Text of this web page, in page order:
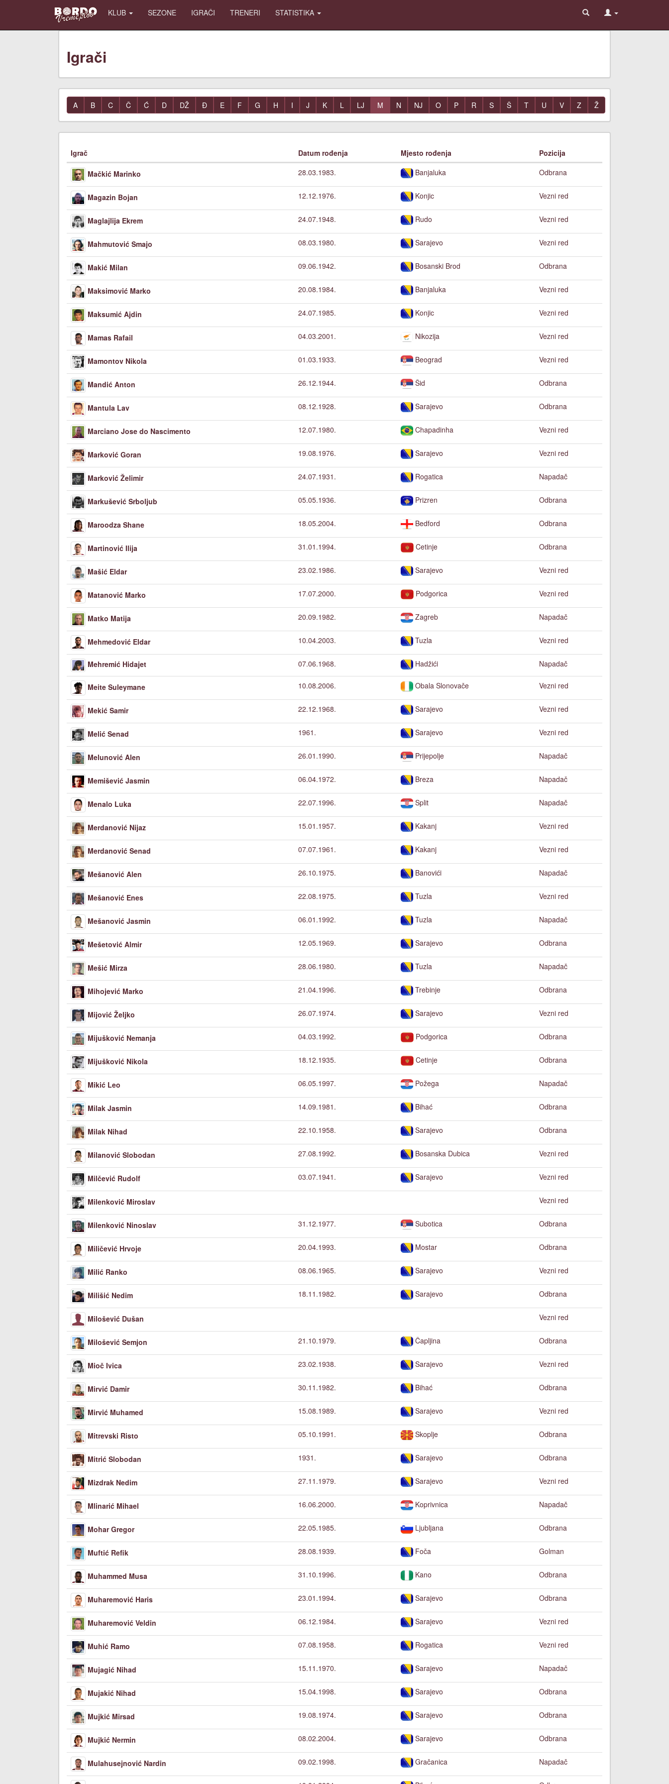
KLUB SEZONE IGRAČI TRENERI STATISTIKA
Igrači
A B C Č Ć D DŽ Đ E F G H I J K L LJ M N NJ O P R S Š T U V Z Ž
Igrač Datum rođenja Mjesto rođenja Pozicija
Mačkić Marinko 28.03.1983. Banjaluka Odbrana
Magazin Bojan 12.12.1976. Konjic Vezni red
Maglajlija Ekrem 24.07.1948. Rudo Vezni red
Mahmutović Smajo 08.03.1980. Sarajevo Vezni red
Makić Milan 09.06.1942. Bosanski Brod Odbrana
Maksimović Marko 20.08.1984. Banjaluka Vezni red
Maksumić Ajdin 24.07.1985. Konjic Vezni red
Mamas Rafail 04.03.2001. Nikozija Vezni red
Mamontov Nikola 01.03.1933. Beograd Vezni red
Mandić Anton 26.12.1944. Šid Odbrana
Mantula Lav 08.12.1928. Sarajevo Odbrana
Marciano Jose do Nascimento 12.07.1980. Chapadinha Vezni red
Marković Goran 19.08.1976. Sarajevo Vezni red
Marković Želimir 24.07.1931. Rogatica Napadač
Markušević Srboljub 05.05.1936. Prizren Odbrana
Maroodza Shane 18.05.2004. Bedford Odbrana
Martinović Ilija 31.01.1994. Cetinje Odbrana
Mašić Eldar 23.02.1986. Sarajevo Vezni red
Matanović Marko 17.07.2000. Podgorica Vezni red
Matko Matija 20.09.1982. Zagreb Napadač
Mehmedović Eldar 10.04.2003. Tuzla Vezni red
Mehremić Hidajet 07.06.1968. Hadžići Napadač
Meite Suleymane 10.08.2006. Obala Slonovače Vezni red
Mekić Samir 22.12.1968. Sarajevo Vezni red
Melić Senad 1961. Sarajevo Vezni red
Melunović Alen 26.01.1990. Prijepolje Napadač
Memišević Jasmin 06.04.1972. Breza Napadač
Menalo Luka 22.07.1996. Split Napadač
Merdanović Nijaz 15.01.1957. Kakanj Vezni red
Merdanović Senad 07.07.1961. Kakanj Vezni red
Mešanović Alen 26.10.1975. Banovići Napadač
Mešanović Enes 22.08.1975. Tuzla Vezni red
Mešanović Jasmin 06.01.1992. Tuzla Napadač
Mešetović Almir 12.05.1969. Sarajevo Odbrana
Mešić Mirza 28.06.1980. Tuzla Napadač
Mihojević Marko 21.04.1996. Trebinje Odbrana
Mijović Željko 26.07.1974. Sarajevo Vezni red
Mijušković Nemanja 04.03.1992. Podgorica Odbrana
Mijušković Nikola 18.12.1935. Cetinje Odbrana
Mikić Leo 06.05.1997. Požega Napadač
Milak Jasmin 14.09.1981. Bihać Odbrana
Milak Nihad 22.10.1958. Sarajevo Odbrana
Milanović Slobodan 27.08.1992. Bosanska Dubica Vezni red
Milčević Rudolf 03.07.1941. Sarajevo Vezni red
Milenković Miroslav Vezni red
Milenković Ninoslav 31.12.1977. Subotica Odbrana
Miličević Hrvoje 20.04.1993. Mostar Odbrana
Milić Ranko 08.06.1965. Sarajevo Vezni red
Milišić Nedim 18.11.1982. Sarajevo Odbrana
Milošević Dušan Vezni red
Milošević Semjon 21.10.1979. Čapljina Odbrana
Mioč Ivica 23.02.1938. Sarajevo Vezni red
Mirvić Damir 30.11.1982. Bihać Odbrana
Mirvić Muhamed 15.08.1989. Sarajevo Vezni red
Mitrevski Risto 05.10.1991. Skoplje Odbrana
Mitrić Slobodan 1931. Sarajevo Odbrana
Mizdrak Nedim 27.11.1979. Sarajevo Vezni red
Mlinarić Mihael 16.06.2000. Koprivnica Napadač
Mohar Gregor 22.05.1985. Ljubljana Odbrana
Muftić Refik 28.08.1939. Foča Golman
Muhammed Musa 31.10.1996. Kano Odbrana
Muharemović Haris 23.01.1994. Sarajevo Odbrana
Muharemović Veldin 06.12.1984. Sarajevo Vezni red
Muhić Ramo 07.08.1958. Rogatica Vezni red
Mujagić Nihad 15.11.1970. Sarajevo Napadač
Mujakić Nihad 15.04.1998. Sarajevo Odbrana
Mujkić Mirsad 19.08.1974. Sarajevo Odbrana
Mujkić Nermin 08.02.2004. Sarajevo Odbrana
Mulahusejnović Nardin 09.02.1998. Gračanica Napadač